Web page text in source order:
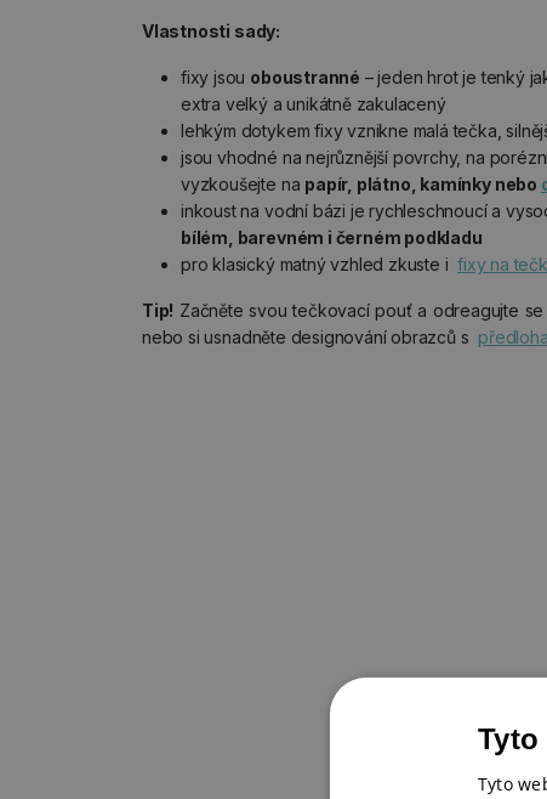
Vlastnosti sady:
fixy jsou oboustranné – jeden hrot je tenký
extra velký a unikátně zakulacený
lehkým dotykem fixy vznikne malá tečka,
jsou vhodné na nejrůznější povrchy, na
vyzkoušejte na papír, plátno, kamínky nebo
inkoust na vodní bázi je rychleschnoucí a
bílém, barevném i černém podkladu
pro klasický matný vzhled zkuste ifixy na
Tip! Začněte svou tečkovací pouť a odreagujte
nebo si usnadněte designování obrazců s
Tyto